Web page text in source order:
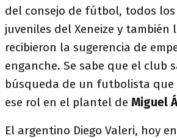
del consejo de fútbol, todos los
juveniles del Xeneize y también
recibieron la sugerencia de
enganche. Se sabe que el club
búsqueda de un futbolista
ese rol en el plantel de Miguel
El argentino Diego Valeri, hoy en